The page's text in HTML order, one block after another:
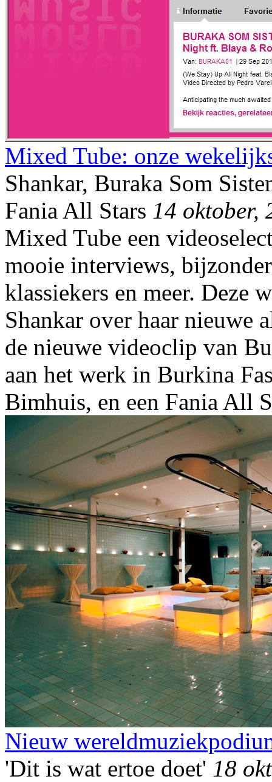
Mixed Tube: onze
Shankar, Buraka Som
Fania All Stars 14 oktober,
Mixed Tube een
mooie interviews,
klassiekers en meer. Deze
Shankar over haar nieuwe
de nieuwe videoclip van
aan het werk in Burkina
Bimhuis, en een Fania All
Nieuw
'Dit is wat ertoe doet' 18